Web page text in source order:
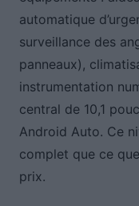
automatique
surveillance des
panneaux),
instrumentation
central de 10,1
Android Auto. Ce
complet que ce
prix.